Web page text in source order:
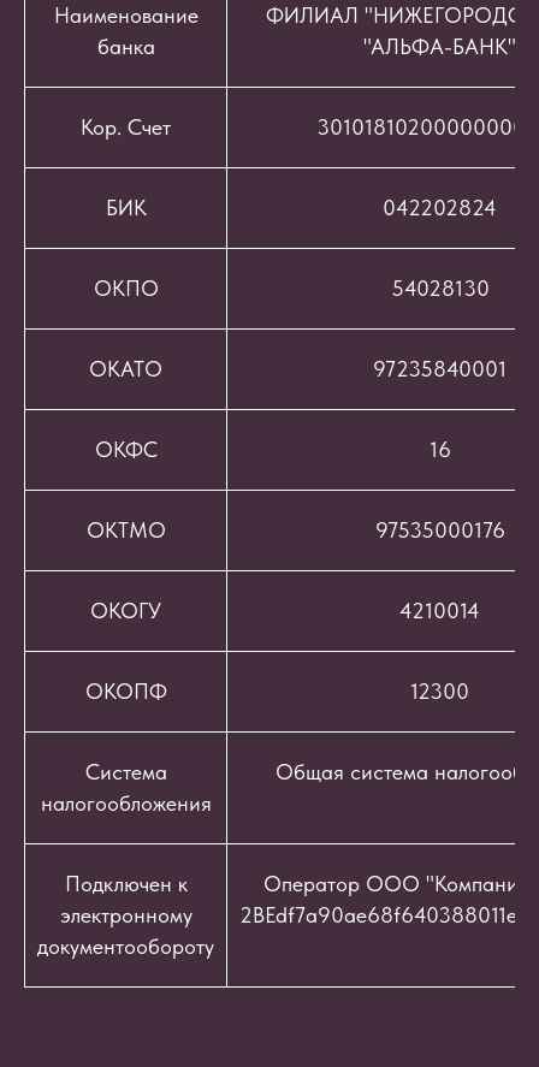
Наименование
банка
ФИЛИАЛ
"АЛЬФА-БАНК"
Кор. Счет
БИК 042202824
ОКПО 54028130
ОКАТО 97235840001
ОКФС 16
ОКТМО 97535000176
ОКОГУ 4210014
ОКОПФ 12300
Система
налогообложения
Общая система
Подключен к
электронному
документообороту
Оператор ООО "Компания